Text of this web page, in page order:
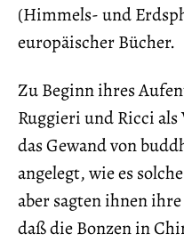
(Himmels- und
europäischer Bücher.
Zu Beginn ihres
Ruggieri und Ricci
das Gewand von
angelegt, wie es
aber sagten ihnen
daß die Bonzen in